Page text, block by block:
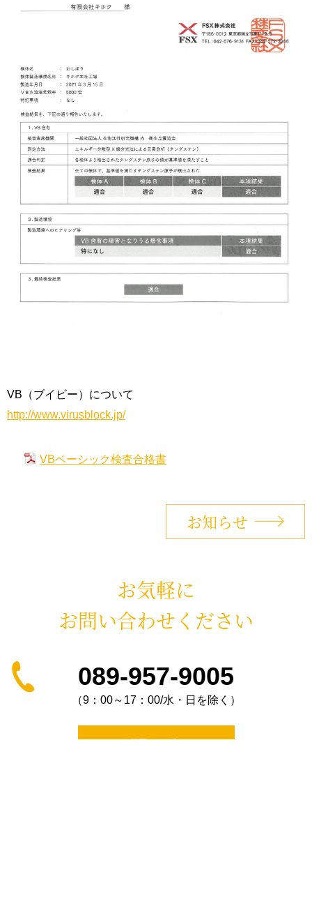
VB（ブイビー）について
http://www.virusblock.jp/
VBベーシック検査合格書
お知らせ
お気軽に
お問い合わせください
089-957-9005
（9：00～17：00/水・日を除く）